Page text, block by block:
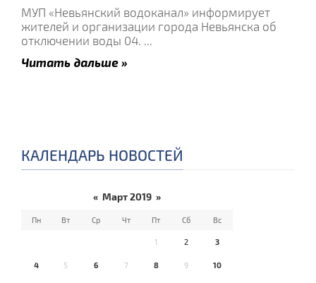
МУП «Невьянский водоканал» информирует
жителей и организации города Невьянска об
отключении воды 04. ...
Читать дальше »
КАЛЕНДАРЬ НОВОСТЕЙ
« Март 2019 »
Пн Вт Ср Чт Пт Сб Вс
1 2 3
4 5 6 7 8 9 10